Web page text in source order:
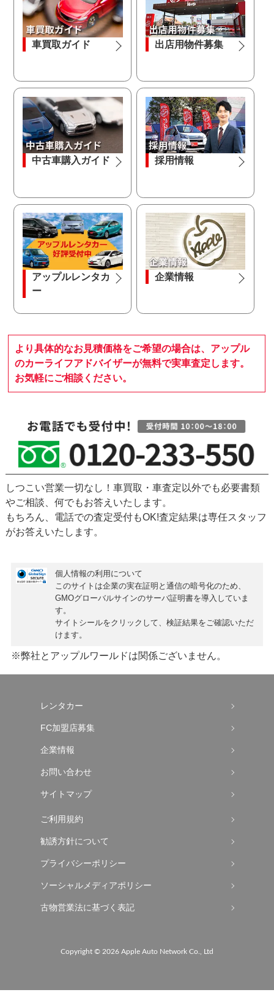
車買取ガイド 出店用物件募集
中古車購入ガイド 採用情報
アップルレンタカ
ー
企業情報
より具体的なお見積価格をご希望の場合は、アップル
のカーライフアドバイザーが無料で実車査定します。
お気軽にご相談ください。
しつこい営業一切なし！車買取・車査定以外でも必要書類
やご相談、何でもお答えいたします。
もちろん、 電話での査定受付もOK!査定結果は専任スタッフ
がお答えいたします。
個人情報の利用について
このサイトは企業の実在証明と通信の暗号化のため、
GMOグローバルサインのサーバ証明書を導入していま
す。
サイトシールをクリックして、検証結果をご確認いただ
けます。
※弊社とアップルワールドは関係ございません。
レンタカー
FC加盟店募集
企業情報
お問い合わせ
サイトマップ
ご利用規約
勧誘方針について
プライバシーポリシー
ソーシャルメディアポリシー
古物営業法に基づく表記
Copyright © 2026 Apple Auto Network Co., Ltd